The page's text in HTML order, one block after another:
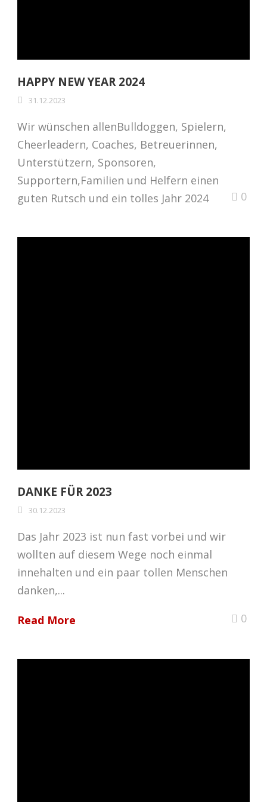
HAPPY NEW YEAR 2024
31.12.2023
Wir wünschen allenBulldoggen, Spielern,
Cheerleadern, Coaches, Betreuerinnen,
Unterstützern, Sponsoren,
Supportern,Familien und Helfern einen
guten Rutsch und ein tolles Jahr 2024
0
DANKE FÜR 2023
30.12.2023
Das Jahr 2023 ist nun fast vorbei und wir
wollten auf diesem Wege noch einmal
innehalten und ein paar tollen Menschen
danken,...
Read More 0